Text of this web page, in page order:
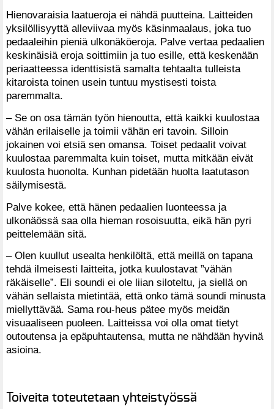
Hienovaraisia laatueroja ei nähdä puutteina. Laitteiden
yksilöllisyyttä alleviivaa myös käsinmaalaus, joka tuo
pedaaleihin pieniä ulkonäköeroja. Palve vertaa pedaalien
keskinäisiä eroja soittimiin ja tuo esille, että keskenään
periaatteessa identtisistä samalta tehtaalta tulleista
kitaroista toinen usein tuntuu mystisesti toista
paremmalta.
– Se on osa tämän työn hienoutta, että kaikki kuulostaa
vähän erilaiselle ja toimii vähän eri tavoin. Silloin
jokainen voi etsiä sen omansa. Toiset pedaalit voivat
kuulostaa paremmalta kuin toiset, mutta mitkään eivät
kuulosta huonolta. Kunhan pidetään huolta laatutason
säilymisestä.
Palve kokee, että hänen pedaalien luonteessa ja
ulkonäössä saa olla hieman rosoisuutta, eikä hän pyri
peittelemään sitä.
– Olen kuullut usealta henkilöltä, että meillä on tapana
tehdä ilmeisesti laitteita, jotka kuulostavat ”vähän
räkäiselle”. Eli soundi ei ole liian siloteltu, ja siellä on
vähän sellaista mietintää, että onko tämä soundi minusta
miellyttävää. Sama rou-heus pätee myös meidän
visuaaliseen puoleen. Laitteissa voi olla omat tietyt
outoutensa ja epäpuhtautensa, mutta ne nähdään hyvinä
asioina.
Toiveita toteutetaan yhteistyössä